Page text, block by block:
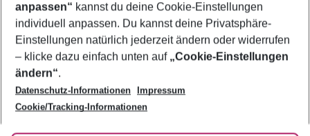
Footer
Footer navigation
Über uns
AGB
Bestpreisgarantie
Cookie-Einstellungen ändern
Cookie-Richtlinie
Agenturbetreuung
Barrierefreies Reisen
Folge uns
anpassen“ kannst du deine Cookie-Einstellungen
individuell anpassen. Du kannst deine Privatsphäre-
Einstellungen natürlich jederzeit ändern oder widerrufen
– klicke dazu einfach unten auf „Cookie-Einstellungen
ändern“.
Datenschutz-Informationen
Impressum
Cookie/Tracking-Informationen